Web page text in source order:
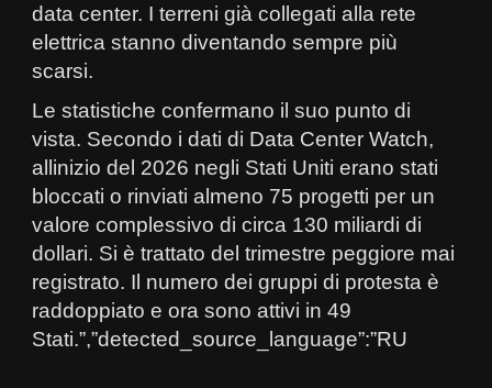
data center. I terreni già collegati alla rete
elettrica stanno diventando sempre più
scarsi.
Le statistiche confermano il suo punto di
vista. Secondo i dati di Data Center Watch,
allinizio del 2026 negli Stati Uniti erano stati
bloccati o rinviati almeno 75 progetti per un
valore complessivo di circa 130 miliardi di
dollari. Si è trattato del trimestre peggiore mai
registrato. Il numero dei gruppi di protesta è
raddoppiato e ora sono attivi in 49
Stati.”,”detected_source_language”:”RU